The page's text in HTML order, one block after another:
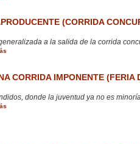
(CORRIDA
a la salida de la corrida
CORRIDA IMPONENTE (FERIA
donde la juventud ya no es